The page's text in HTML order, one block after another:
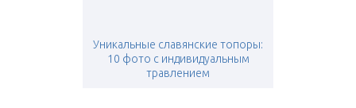
Уникальные славянские топоры:
10 фото с индивидуальным
травлением